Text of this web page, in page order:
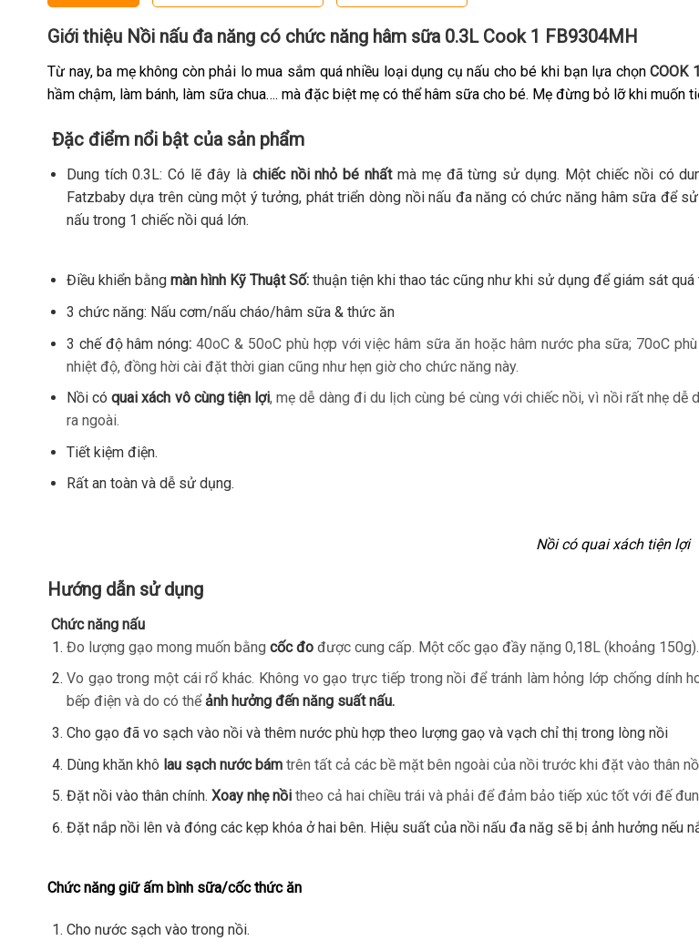
Giới thiệu Nồi nấu đa năng có chức năng hâm sữa 0.3L Cook 1 FB9304MH
Từ nay, ba mẹ không còn phải lo mua sắm quá nhiều loại dụng cụ nấu cho bé khi bạn lựa chọnCOOK
hầm chậm, làm bánh, làm sữa chua…. mà đặc biệt mẹ có thể hâm sữa cho bé. Mẹ đừng bỏ lỡ khi muốn
Đặc điểm nổi bật của sản phẩ​m
Dung tích 0.3L: Có lẽ đây là chiếc nồi nhỏ bé nhấtmà mẹ đã từng sử dụng. Một chiếc nồi có
Fatzbaby dựa trên cùng một ý tưởng, phát triển dòng nồi nấu đa năng có chức năng hâm sữa để
nấu trong 1 chiếc nồi quá lớn.
Điều khiển bằng màn hình Kỹ Thuật Số:thuận tiện khi thao tác cũng như khi sử dụng để giám sát quá
3 chức năng: Nấu cơm/nấu cháo/hâm sữa & thức ăn
3 chế độ hâm nóng: 40oC & 50oC phù hợp với việc hâm sữa ăn hoặc hâm nước pha sữa; 70oC
nhiệt độ, đồng hời cài đặt thời gian cũng như hẹn giờ cho chức năng này.
Nồi cóquai xách vô cùng tiện lợi, mẹ dễ dàng đi du lịch cùng bé cùng với chiếc nồi, vì nồi rất nhẹ
ra ngoài.
Tiết kiệm điện.
Rất an toàn và dễ sử dụng.
Nồi có quai xách tiện lợi
Hướng dẫn sử dụng
Chức năng nấu
Đo lượng gạo mong muốn bằng cốc đo được cung cấp. Một cốc gạo đầy nặng 0,18L (khoảng
Vo gạo trong một cái rổ khác. Không vo gạo trực tiếp trong nồi để tránh làm hỏng lớp chống dính
bếp điện và do có thể ảnh hưởng đến năng suất nấu.
Cho gạo đã vo sạch vào nồi và thêm nước phù hợp theo lượng gaọ và vạch chỉ thị trong lòng nồi
Dùng khăn khô lau sạch nước bámtrên tất cả các bề mặt bên ngoài của nồi trước khi đặt vào thân
Đặt nồi vào thân chính. Xoay nhẹ nồitheo cả hai chiều trái và phải để đảm bảo tiếp xúc tốt với đế
Đặt nắp nồi lên và đóng các kẹp khóa ở hai bên. Hiệu suất của nồi nấu đa năg sẽ bị ảnh hưởng nếu
Chức năng giữ ấm bình sữa/cốc thức ăn
Cho nước sạch vào trong nồi.